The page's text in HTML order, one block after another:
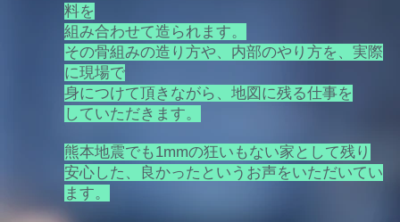
料を
組み合わせて造られます。
その骨組みの造り方や、内部のやり方を、実際
に現場で
​身につけて頂きながら、地図に残る仕事を
していただきます。
熊本地震でも1mmの狂いもない家として残り
安心した、良かったというお声をいただいてい
ます。